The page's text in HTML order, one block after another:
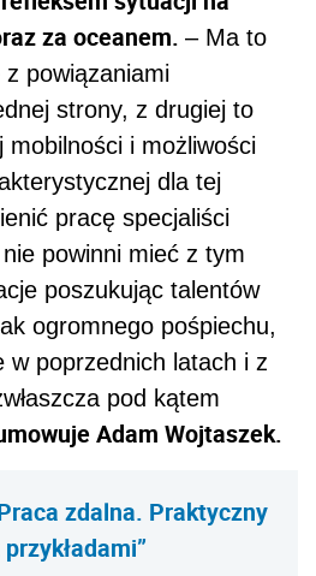
za oceanem. – Ma to
powiązaniami
strony, z drugiej to
i możliwości
dla tej
pracę specjaliści
powinni mieć z tym
poszukując talentów
ogromnego pośpiechu,
w poprzednich latach i z
pod kątem
Adam Wojtaszek.
zdalna. Praktyczny